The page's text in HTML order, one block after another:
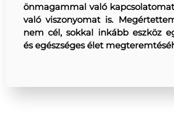
önmagammal való
való viszonyomat is.
nem cél, sokkal inkább eszköz
és egészséges élet